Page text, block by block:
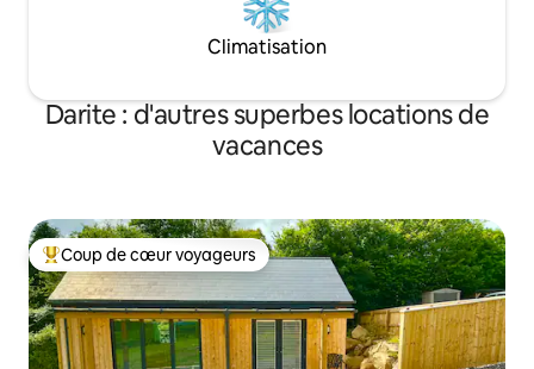
Climatisation
Darite : d'autres superbes locations de
vacances
Coups de cœur voyageurs les plus appréciés
Coup de cœur voyageurs